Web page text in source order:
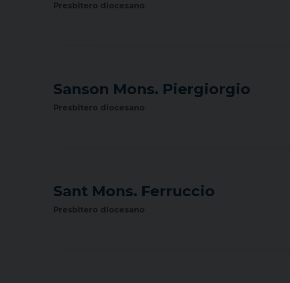
Presbitero diocesano
Sanson Mons. Piergiorgio
Presbitero diocesano
Sant Mons. Ferruccio
Presbitero diocesano